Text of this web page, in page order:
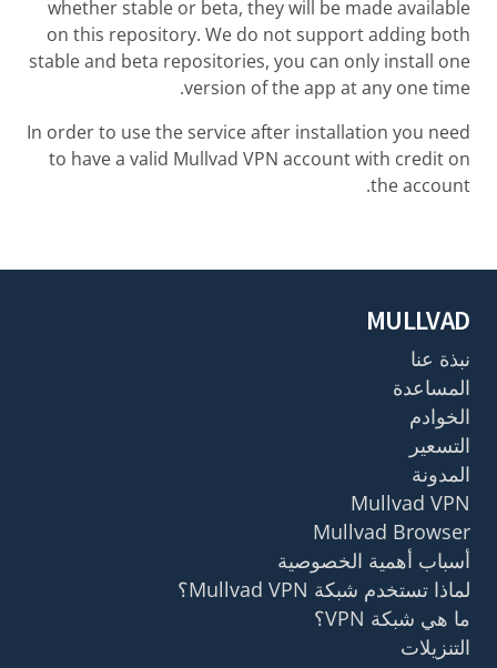
whether stable or beta, they will be made available
on this repository. We do not support adding both
stable and beta repositories, you can only install one
version of the app at any one time.
In order to use the service after installation you need
to have a valid Mullvad VPN account with credit on
the account.
MULLVAD
نبذة عنا
المساعدة
الخوادم
التسعير
المدونة
Mullvad VPN
Mullvad Browser
أسباب أهمية الخصوصية
لماذا تستخدم شبكة Mullvad VPN؟
ما هي شبكة VPN؟
التنزيلات